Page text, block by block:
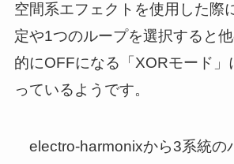
空間系エフェクトを使用した際
定や1つのループを選択すると
的にOFFになる「XORモード」
っているようです。
electro-harmonixから3系統の